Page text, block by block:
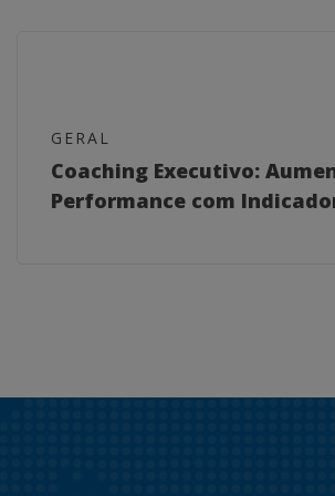
GERAL
Coaching Executivo:
Performance com